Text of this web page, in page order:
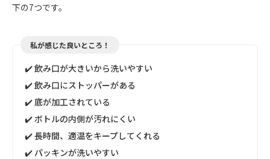
下の7つです。
私が感じた良いところ！
✔️ 飲み口が大きいから洗いやすい
✔️ 飲み口にストッパーがある
✔️ 底が加工されている
✔️ ボトルの内側が汚れにくい
✔️ 長時間、適温をキープしてくれる
✔️ パッキンが洗いやすい